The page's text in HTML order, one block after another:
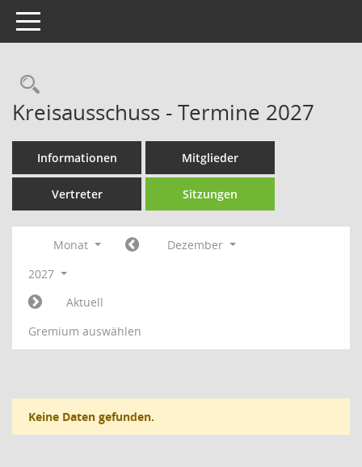
Toggle navigation
Rechercheauswahl
Kreisausschuss - Termine 2027
Informationen Mitglieder
Vertreter Sitzungen
Monat
Dezember
2027
Aktuell
Gremium auswählen
Keine Daten gefunden.